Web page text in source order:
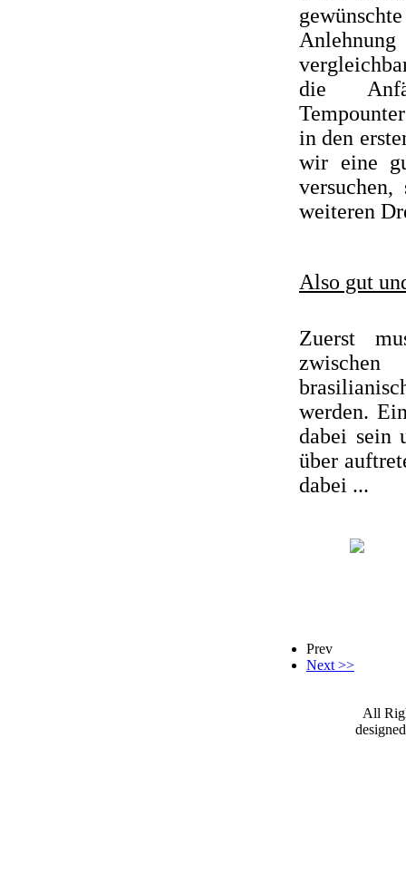
die
in den
wir eine
weiteren
Also gut
Zuerst
werden.
dabei sein
über
dabei ...
Prev
Next >>
All